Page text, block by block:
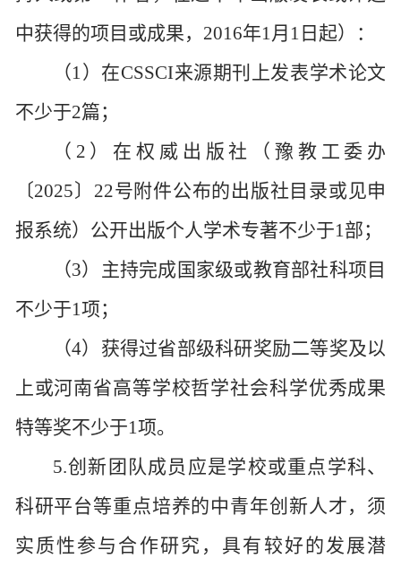
中获得的项目或成果， 2016年1月1日起）：
（1）在CSSCI来源期刊上发表学术论文
不少于2篇；
（ 2）在权威出版社（豫教工委办
〔2025〕22号附件公布的出版社目录或见申
报系统）公开出版个人学术专著不少于1部；
（3）主持完成国家级或教育部社科项目
不少于1项；
（4）获得过省部级科研奖励二等奖及以
上或河南省高等学校哲学社会科学优秀成果
特等奖不少于1项。
5.创新团队成员应是学校或重点学科、
科研平台等重点培养的中青年创新人才，须
实质性参与合作研究，具有较好的发展潜